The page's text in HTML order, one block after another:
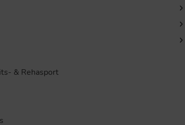
& Rehasport